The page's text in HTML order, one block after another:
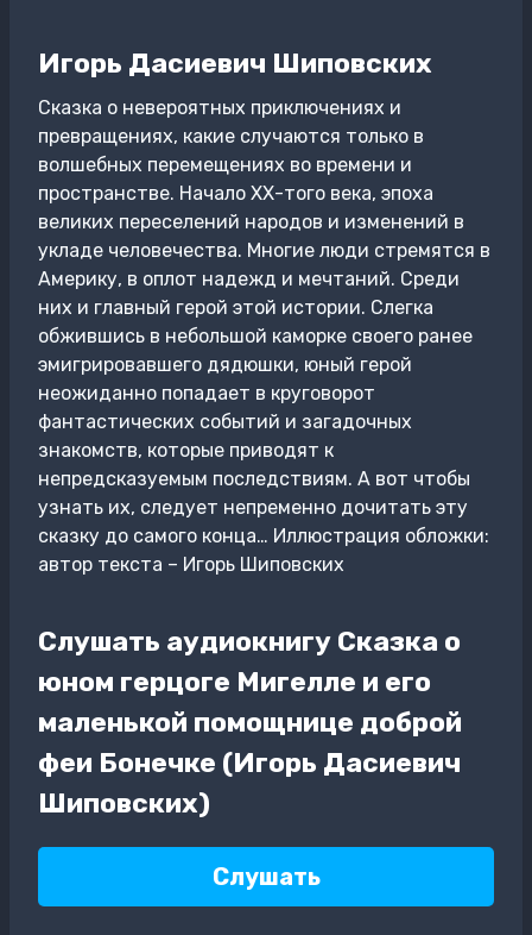
Игорь Дасиевич Шиповских
Сказка о невероятных приключениях и
превращениях, какие случаются только в
волшебных перемещениях во времени и
пространстве. Начало ХХ-того века, эпоха
великих переселений народов и изменений в
укладе человечества. Многие люди стремятся в
Америку, в оплот надежд и мечтаний. Среди
них и главный герой этой истории. Слегка
обжившись в небольшой каморке своего ранее
эмигрировавшего дядюшки, юный герой
неожиданно попадает в круговорот
фантастических событий и загадочных
знакомств, которые приводят к
непредсказуемым последствиям. А вот чтобы
узнать их, следует непременно дочитать эту
сказку до самого конца… Иллюстрация обложки:
автор текста – Игорь Шиповских
Слушать аудиокнигу Сказка о
юном герцоге Мигелле и его
маленькой помощнице доброй
феи Бонечке (Игорь Дасиевич
Шиповских)
Слушать